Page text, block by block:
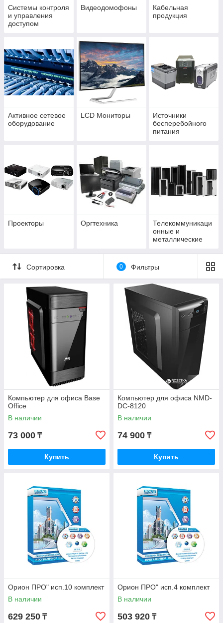
Системы контроля
и управления
доступом
Видеодомофоны
Кабельная
продукция
Активное сетевое
оборудование
LCD Мониторы
Источники
бесперебойного
питания
Проекторы Оргтехника
Телекоммуникаци
онные и
металлические
Сортировка 0 Фильтры
Компьютер для офиса Base
Office
В наличии
73 000 ₸
Купить
Компьютер для офиса NMD-
DC-8120
В наличии
74 900 ₸
Купить
Орион ПРО" исп.10 комплект
В наличии
629 250 ₸
Орион ПРО" исп.4 комплект
В наличии
503 920 ₸